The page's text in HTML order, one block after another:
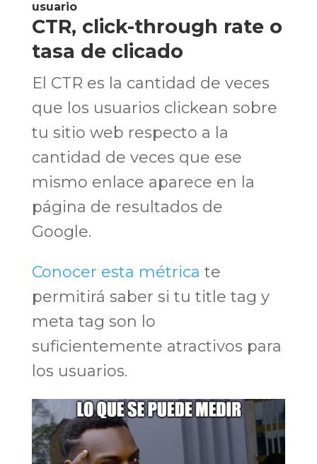
usuario
CTR, click-through rate o
tasa de clicado
El CTR es la cantidad de veces
que los usuarios clickean sobre
tu sitio web respecto a la
cantidad de veces que ese
mismo enlace aparece en la
página de resultados de
Google.
Conocer esta métrica te
permitirá saber si tu title tag y
meta tag son lo
suficientemente atractivos para
los usuarios.